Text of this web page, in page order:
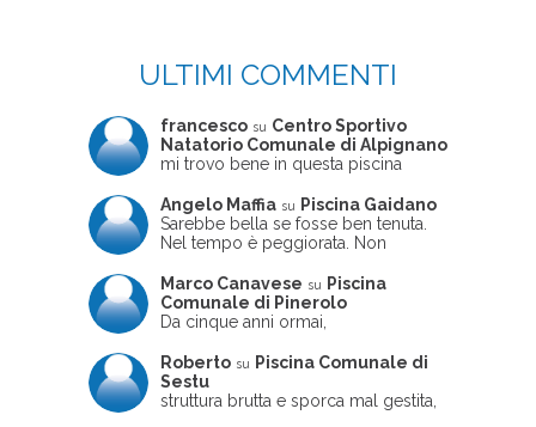
ULTIMI COMMENTI
francesco su Centro Sportivo
Natatorio Comunale di Alpignano
mi trovo bene in questa piscina
Angelo Maffia su
Piscina Gaidano
Sarebbe bella se fosse ben tenuta.
Nel tempo è peggiorata. Non
ne usciva insieme a me non ha
ritrovato le sue scarpe! Peccato
perché potrebbe essere un'ottima
frequentata non magnificamente
Marco Canavese su
Piscina
Comunale di Pinerolo
Da cinque anni ormai,
pomeriggio trascorro cinque-sei ore
in questa magnifica piscina con i miei
due figli che sono letteralmente
Roberto su
Piscina Comunale di
Sestu
struttura brutta e sporca mal gestita,